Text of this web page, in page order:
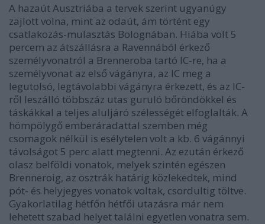
A hazaút Ausztriába a tervek szerint ugyanúgy
zajlott volna, mint az odaút, ám történt egy
csatlakozás-mulasztás Bolognában. Hiába volt 5
percem az átszállásra a Ravennából érkező
személyvonatról a Brenneroba tartó IC-re, ha a
személyvonat az első vágányra, az IC meg a
legutolsó, legtávolabbi vágányra érkezett, és az IC-
ről leszálló többszáz utas guruló bőröndökkel és
táskákkal a teljes aluljáró szélességét elfoglalták. A
hömpölygő emberáradattal szemben még
csomagok nélkül is esélytelen volt a kb. 6 vágánnyi
távolságot 5 perc alatt megtenni. Az ezután érkező
olasz belföldi vonatok, melyek szintén egészen
Brenneroig, az osztrák határig közlekedtek, mind
pót- és helyjegyes vonatok voltak, csordultig töltve.
Gyakorlatilag hétfőn hétfői utazásra már nem
lehetett szabad helyet találni egyetlen vonatra sem.